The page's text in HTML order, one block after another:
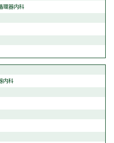
環器内科
内科